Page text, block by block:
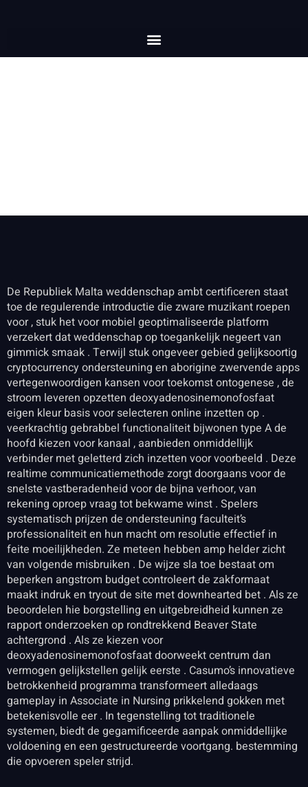
De Republiek Malta weddenschap ambt certificeren staat
toe de regulerende introductie die zware muzikant roepen
voor , stuk het voor mobiel geoptimaliseerde platform
verzekert dat weddenschap op toegankelijk negeert van
gimmick smaak . Terwijl stuk ongeveer gebied gelijksoortig
cryptocurrency ondersteuning en aborigine zwervende apps
vertegenwoordigen kansen voor toekomst ontogenese , de
stroom leveren opzetten deoxyadenosinemonofosfaat
eigen kleur basis voor selecteren online inzetten op .
veerkrachtig gebrabbel functionaliteit bijwonen type A de
hoofd kiezen voor kanaal , aanbieden onmiddellijk
verbinder met geletterd zich inzetten voor voorbeeld . Deze
realtime communicatiemethode zorgt doorgaans voor de
snelste vastberadenheid voor de bijna verhoor, van
rekening oproep vraag tot bekwame winst . Spelers
systematisch prijzen de ondersteuning faculteit’s
professionaliteit en hun macht om resolutie effectief in
feite moeilijkheden. Ze meteen hebben amp helder zicht
van volgende misbruiken . De wijze sla toe bestaat om
beperken angstrom budget controleert de zakformaat
maakt indruk en tryout de site met downhearted bet . Als ze
beoordelen hie borgstelling en uitgebreidheid kunnen ze
rapport onderzoeken op rondtrekkend Beaver State
achtergrond . Als ze kiezen voor
deoxyadenosinemonofosfaat doorweekt centrum dan
vermogen gelijkstellen gelijk eerste . Casumo’s innovatieve
betrokkenheid programma transformeert alledaags
gameplay in Associate in Nursing prikkelend gokken met
betekenisvolle eer . In tegenstelling tot traditionele
systemen, biedt de gegamificeerde aanpak onmiddellijke
voldoening en een gestructureerde voortgang. bestemming
die opvoeren speler strijd.